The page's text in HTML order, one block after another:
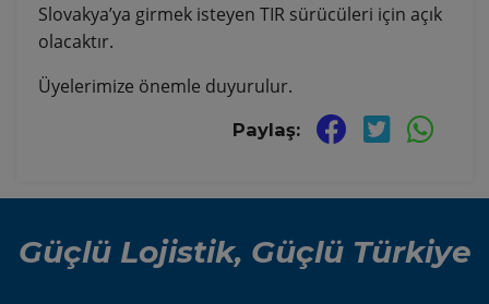
Slovakya’ya girmek isteyen TIR sürücüleri için açık
olacaktır.
Üyelerimize önemle duyurulur.
Paylaş:
Güçlü Lojistik, Güçlü Türkiye